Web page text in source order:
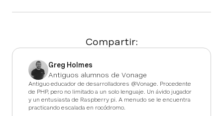
Compartir:
Greg Holmes
Antiguos alumnos de Vonage
Antiguo educador de desarrolladores @Vonage. Procedente
de PHP, pero no limitado a un solo lenguaje. Un ávido jugador
y un entusiasta de Raspberry pi. A menudo se le encuentra
practicando escalada en rocódromo.